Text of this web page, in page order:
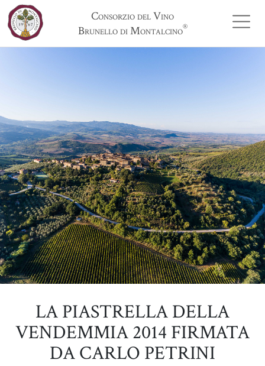
Consorzio del Vino
Brunello di Montalcino®
LA PIASTRELLA DELLA
VENDEMMIA 2014 FIRMATA
DA CARLO PETRINI